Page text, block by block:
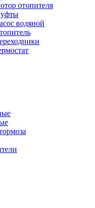
отопителя
водяной